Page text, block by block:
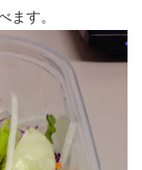
ます。